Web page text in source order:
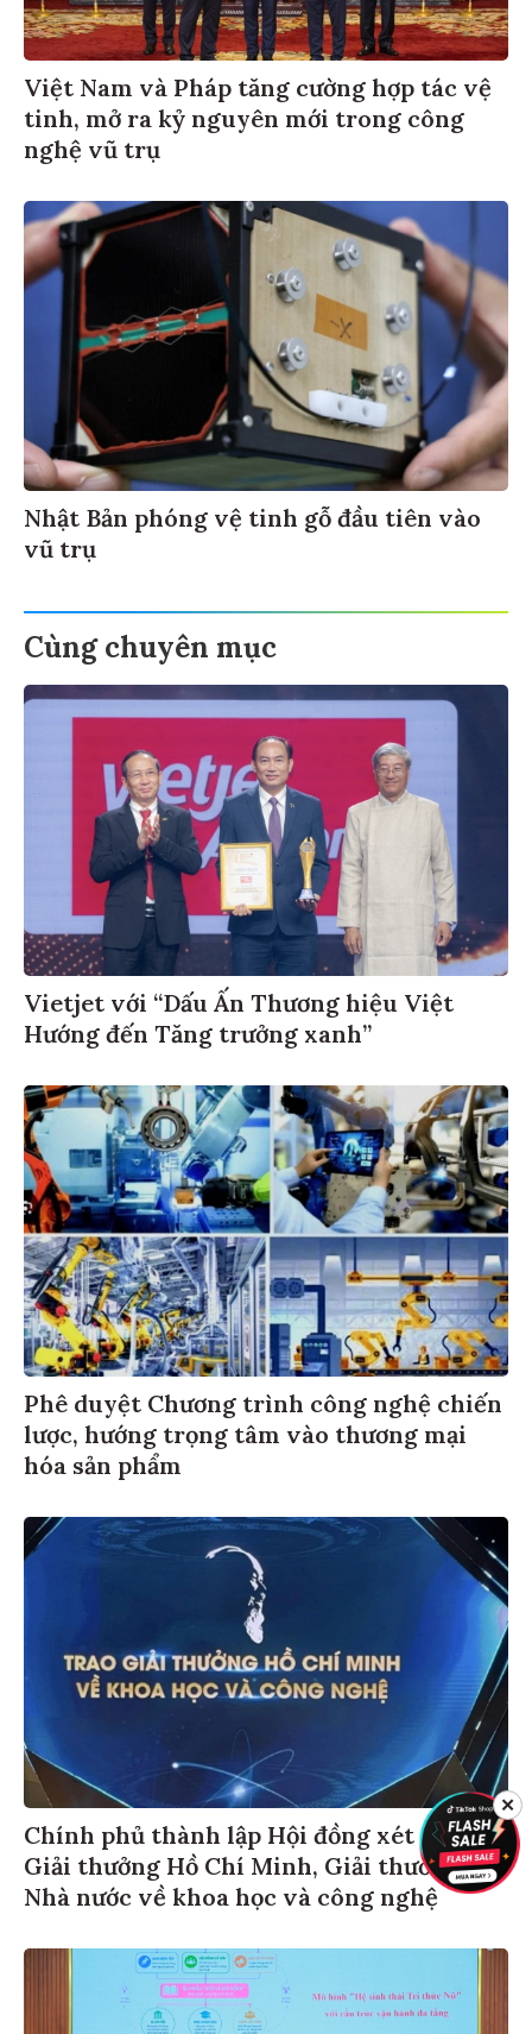
Việt Nam và Pháp tăng cường hợp tác vệ
tinh, mở ra kỷ nguyên mới trong công
nghệ vũ trụ
Nhật Bản phóng vệ tinh gỗ đầu tiên vào
vũ trụ
Cùng chuyên mục
Vietjet với “Dấu Ấn Thương hiệu Việt
Hướng đến Tăng trưởng xanh”
Phê duyệt Chương trình công nghệ chiến
lược, hướng trọng tâm vào thương mại
hóa sản phẩm
Chính phủ thành lập Hội đồng xét tặng
Giải thưởng Hồ Chí Minh, Giải thưởng
Nhà nước về khoa học và công nghệ
✕